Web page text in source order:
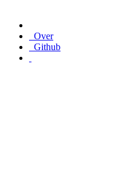
Over
Github